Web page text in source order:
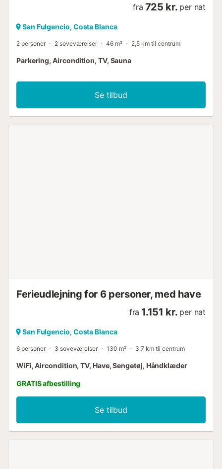
fra 725 kr. per nat
San Fulgencio, Costa Blanca
2 personer 2 soveværelser 46 m² 2,5 km til centrum
Parkering, Aircondition, TV, Sauna
Se tilbud
Ferieudlejning for 6 personer, med have
fra 1.151 kr. per nat
San Fulgencio, Costa Blanca
6 personer 3 soveværelser 130 m² 3,7 km til centrum
WiFi, Aircondition, TV, Have, Sengetøj, Håndklæder
GRATIS afbestilling
Se tilbud